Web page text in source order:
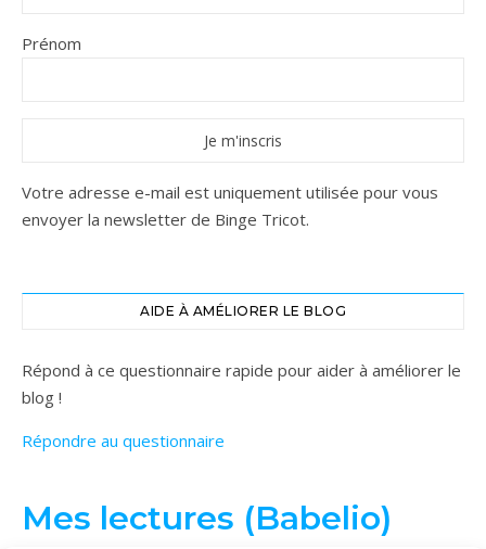
Prénom
Votre adresse e-mail est uniquement utilisée pour vous
envoyer la newsletter de Binge Tricot.
AIDE À AMÉLIORER LE BLOG
Répond à ce questionnaire rapide pour aider à améliorer le
blog !
Répondre au questionnaire
Mes lectures (Babelio)